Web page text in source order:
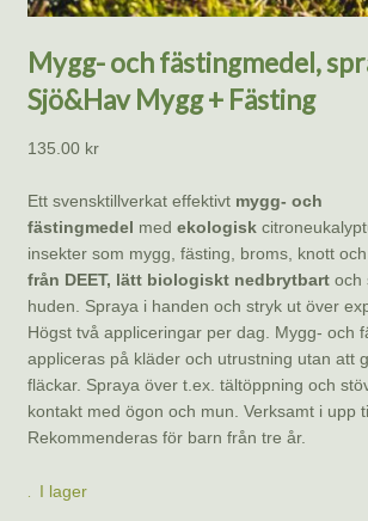
Mygg- och fästingmedel,
Sjö&Hav Mygg + Fästing
135.00 kr
Ett svensktillverkat effektivt mygg- och
fästingmedel med ekologisk
insekter som mygg, fästing, broms, knott
från DEET, lätt biologiskt nedbrytbartoch
huden. Spraya i handen och stryk ut över
Högst två appliceringar per dag. Mygg- och
appliceras på kläder och utrustning utan att
fläckar. Spraya över t.ex. tältöppning och
kontakt med ögon och mun. Verksamt i upp
Rekommenderas för barn från tre år.
I lager